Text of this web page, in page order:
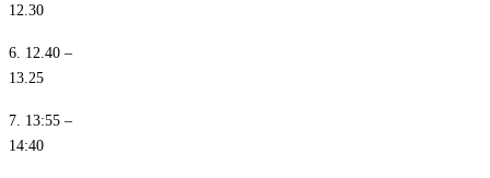
12.30
6. 12.40 –
13.25
7. 13:55 –
14:40